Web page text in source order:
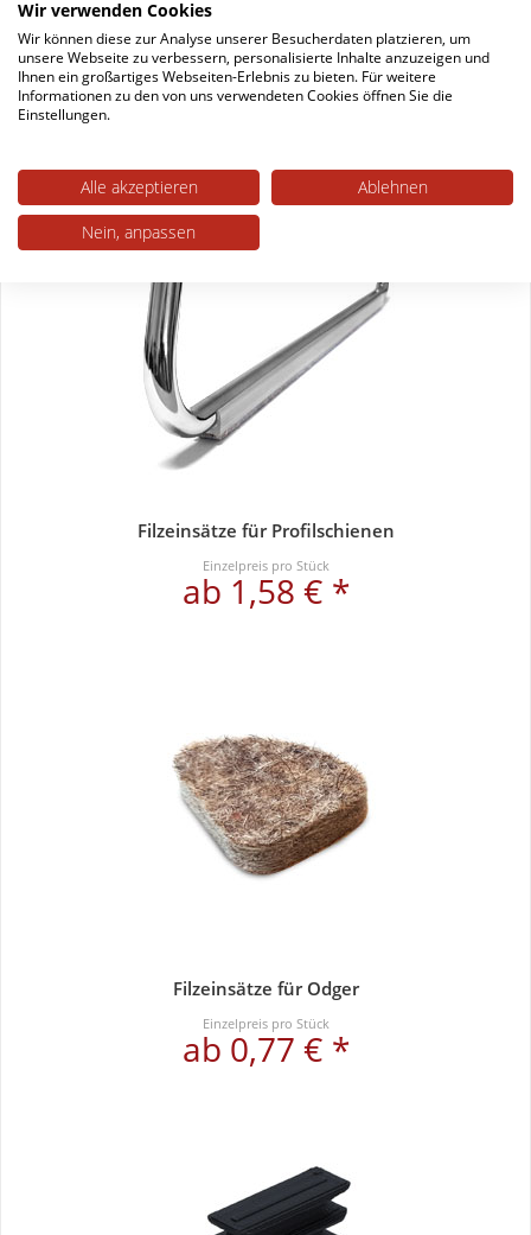
Filzeinsätze für Kufengleiter
Filzeinsätze für Profilschienen
Einzelpreis pro Stück
ab 1,58 € *
Filzeinsätze für Odger
Einzelpreis pro Stück
ab 0,77 € *
Wir verwenden Cookies
Wir können diese zur Analyse unserer Besucherdaten platzieren, um
unsere Webseite zu verbessern, personalisierte Inhalte anzuzeigen und
Ihnen ein großartiges Webseiten-Erlebnis zu bieten. Für weitere
Informationen zu den von uns verwendeten Cookies öffnen Sie die
Einstellungen.
Alle akzeptieren
Ablehnen
Nein, anpassen